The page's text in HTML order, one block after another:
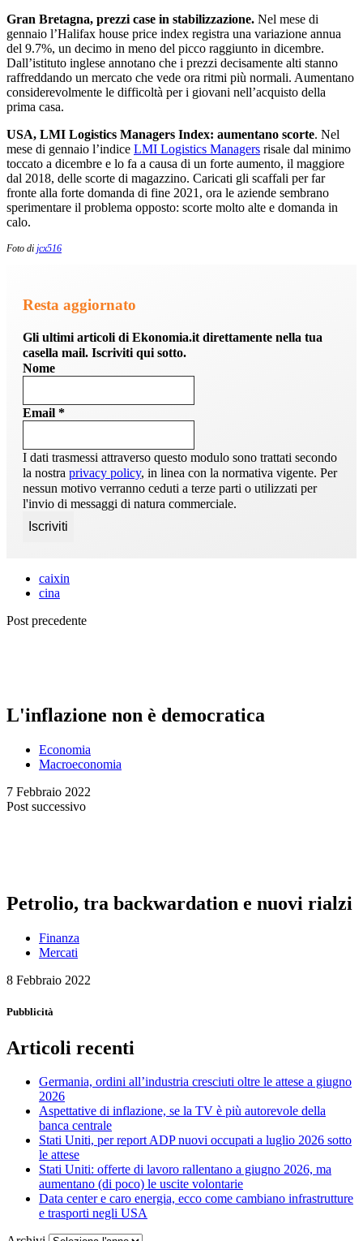
Gran Bretagna, prezzi case in stabilizzazione. Nel mese di
gennaio l’Halifax house price index registra una variazione annua
del 9.7%, un decimo in meno del picco raggiunto in dicembre.
Dall’istituto inglese annotano che i prezzi decisamente alti stanno
raffreddando un mercato che vede ora ritmi più normali. Aumentano
considerevolmente le difficoltà per i giovani nell’acquisto della
prima casa.
USA, LMI Logistics Managers Index: aumentano scorte. Nel
mese di gennaio l’indice LMI Logistics Managers risale dal minimo
toccato a dicembre e lo fa a causa di un forte aumento, il maggiore
dal 2018, delle scorte di magazzino. Caricati gli scaffali per far
fronte alla forte domanda di fine 2021, ora le aziende sembrano
sperimentare il problema opposto: scorte molto alte e domanda in
calo.
Foto di jcx516
Resta aggiornato
Gli ultimi articoli di Ekonomia.it direttamente nella tua
casella mail. Iscriviti qui sotto.
Nome
Email *
I dati trasmessi attraverso questo modulo sono trattati secondo
la nostra privacy policy, in linea con la normativa vigente. Per
nessun motivo verranno ceduti a terze parti o utilizzati per
l'invio di messaggi di natura commerciale.
caixin
cina
Post precedente
L'inflazione non è democratica
Economia
Macroeconomia
7 Febbraio 2022
Post successivo
Petrolio, tra backwardation e nuovi rialzi
Finanza
Mercati
8 Febbraio 2022
Pubblicità
Articoli recenti
Germania, ordini all’industria cresciuti oltre le attese a giugno
2026
Aspettative di inflazione, se la TV è più autorevole della
banca centrale
Stati Uniti, per report ADP nuovi occupati a luglio 2026 sotto
le attese
Stati Uniti: offerte di lavoro rallentano a giugno 2026, ma
aumentano (di poco) le uscite volontarie
Data center e caro energia, ecco come cambiano infrastrutture
e trasporti negli USA